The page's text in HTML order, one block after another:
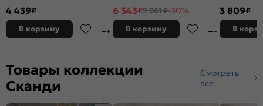
4 439₽
В корзину
6 343₽9 061 ₽-30%
В корзину
3 809₽
В
Товары коллекции
Сканди
Смотреть
все